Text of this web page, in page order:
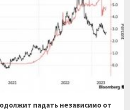
падать независимо от